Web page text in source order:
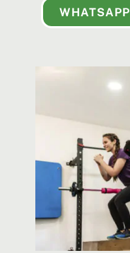
WHATSAPP